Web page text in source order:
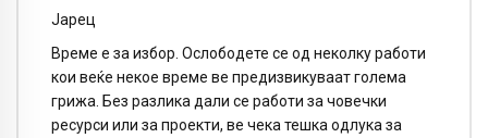
Јарец
Време е за избор. Ослободете се од неколку работи
кои веќе некое време ве предизвикуваат голема
грижа. Без разлика дали се работи за човечки
ресурси или за проекти, ве чека тешка одлука за